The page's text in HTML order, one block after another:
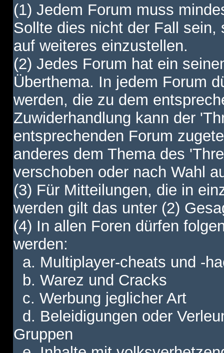
(1) Jedem Forum muss
Sollte dies nicht der Fall
auf weiteres einzustellen.
(2) Jedes Forum hat ein
Überthema. In jedem Forum
werden, die zu dem
Zuwiderhandlung kann der
entsprechenden Forum
anderes dem Thema des
verschoben oder nach Wahl
(3) Für Mitteilungen, die in
werden gilt das unter (2)
(4) In allen Foren dürfen
werden:
a. Multiplayer-cheats und -
b. Warez und Cracks
c. Werbung jeglicher Art
d. Beleidigungen oder
Gruppen